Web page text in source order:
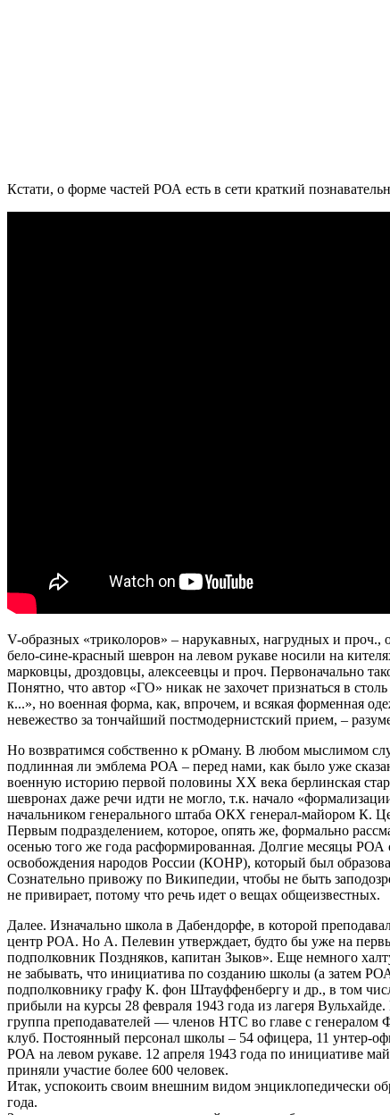
Кстати, о форме частей РОА есть в сети краткий
V-образных «триколоров» – нарукавных, нагрудных и
бело-сине-красный шеврон на левом рукаве носили на
марковцы, дроздовцы, алексеевцы и проч. Первоначально
Понятно, что автор «ГО» никак не захочет признаться в
к...», но военная форма, как, впрочем, и всякая форменная
невежество за тончайший постмодернистский прием, –
Но возвратимся собственно к рОману. В любом мыслимом
подлинная ли эмблема РОА – перед нами, как было уже
военную историю первой половины ХХ века берлинская
шевронах даже речи идти не могло, т.к. начало
начальником генерального штаба ОКХ генерал-майором К.
Первым подразделением, которое, опять же, формально
осенью того же года расформированная. Долгие месяцы РОА
освобождения народов России (КОНР), который был
Сознательно привожу по Википедии, чтобы не быть
не привирает, потому что речь идет о вещах общеизвестных.
Далее. Изначально школа в Дабендорфе, в которой
центр РОА. Но А. Пелевин утверждает, будто бы уже на
подполковник Поздняков, капитан Зыков». Еще немного
не забывать, что инициатива по созданию школы (а затем
подполковнику графу К. фон Штауффенбергу и др., в том
прибыли на курсы 28 февраля 1943 года из лагеря
группа преподавателей — членов НТС во главе с генералом
клуб. Постоянный персонал школы – 54 офицера, 11 унтер-
РОА на левом рукаве. 12 апреля 1943 года по инициативе
приняли участие более 600 человек.
Итак, успокоить своим внешним видом энциклопедически
года.